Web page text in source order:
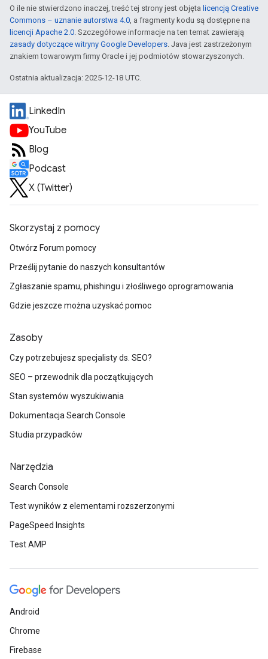
O ile nie stwierdzono inaczej, treść tej strony jest objęta licencją Creative
Commons – uznanie autorstwa 4.0, a fragmenty kodu są dostępne na
licencji Apache 2.0. Szczegółowe informacje na ten temat zawierają
zasady dotyczące witryny Google Developers. Java jest zastrzeżonym
znakiem towarowym firmy Oracle i jej podmiotów stowarzyszonych.
Ostatnia aktualizacja: 2025-12-18 UTC.
LinkedIn
YouTube
Blog
Podcast
X (Twitter)
Skorzystaj z pomocy
Otwórz Forum pomocy
Prześlij pytanie do naszych konsultantów
Zgłaszanie spamu, phishingu i złośliwego oprogramowania
Gdzie jeszcze można uzyskać pomoc
Zasoby
Czy potrzebujesz specjalisty ds. SEO?
SEO – przewodnik dla początkujących
Stan systemów wyszukiwania
Dokumentacja Search Console
Studia przypadków
Narzędzia
Search Console
Test wyników z elementami rozszerzonymi
PageSpeed Insights
Test AMP
Android
Chrome
Firebase